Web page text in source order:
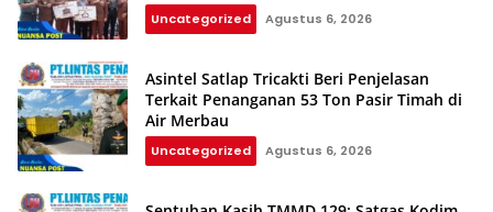
Uncategorized Agustus 6, 2026
Asintel Satlap Tricakti Beri Penjelasan
Terkait Penanganan 53 Ton Pasir Timah di
Air Merbau
Uncategorized Agustus 6, 2026